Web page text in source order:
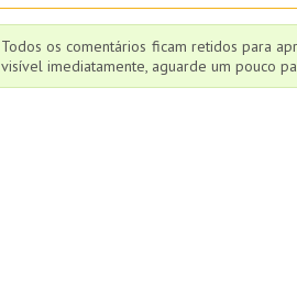
Todos os comentários ficam retidos para
visível imediatamente, aguarde um pouco